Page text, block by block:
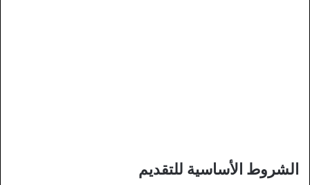
الشروط الأساسية للتقديم